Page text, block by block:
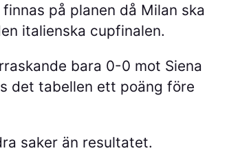
på planen då Milan ska
italienska cupfinalen.
bara 0-0 mot Siena
det tabellen ett poäng före
saker än resultatet.